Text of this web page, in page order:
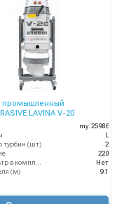
промышленный
LAVINA V-20
my.25986
L
турбин (шт)
2
220
HEPA фильтр в комплекте
Нет
(м)
9.1